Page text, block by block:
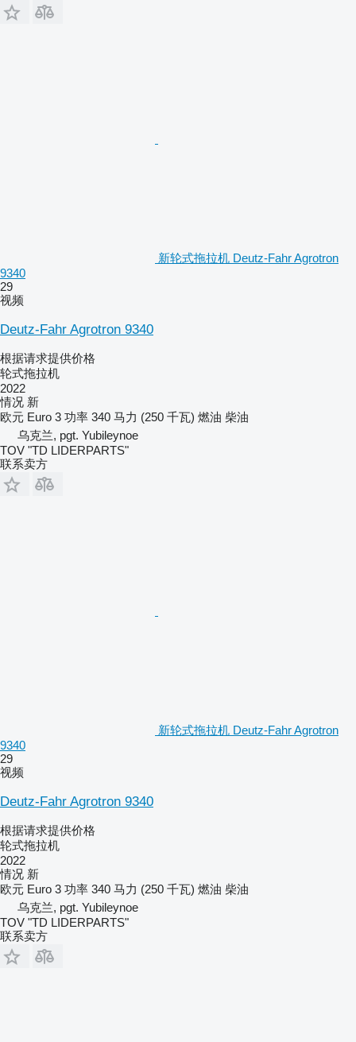
新轮式拖拉机 Deutz-Fahr Agrotron
9340
29
视频
Deutz-Fahr Agrotron 9340
根据请求提供价格
轮式拖拉机
2022
情况 新
欧元 Euro 3 功率 340 马力 (250 千瓦) 燃油 柴油
乌克兰, pgt. Yubileynoe
TOV "TD LIDERPARTS"
联系卖方
新轮式拖拉机 Deutz-Fahr Agrotron
9340
29
视频
Deutz-Fahr Agrotron 9340
根据请求提供价格
轮式拖拉机
2022
情况 新
欧元 Euro 3 功率 340 马力 (250 千瓦) 燃油 柴油
乌克兰, pgt. Yubileynoe
TOV "TD LIDERPARTS"
联系卖方